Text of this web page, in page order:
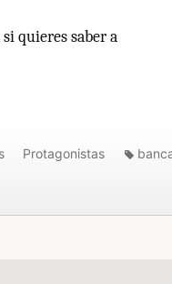
quieres saber a
Protagonistas